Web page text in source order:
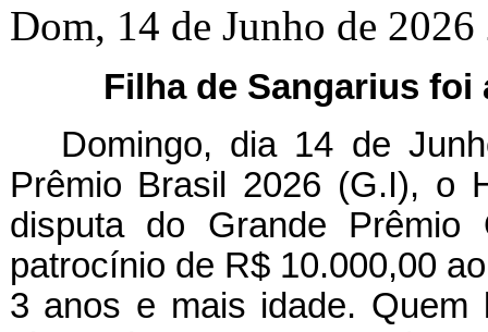
Dom, 14 de Junho de 2026
Filha de Sangarius foi
Domingo, dia 14 de
Prêmio Brasil 2026 (G.I), o
disputa do Grande
patrocínio de R$ 10.000,00
3 anos e mais idade. Quem